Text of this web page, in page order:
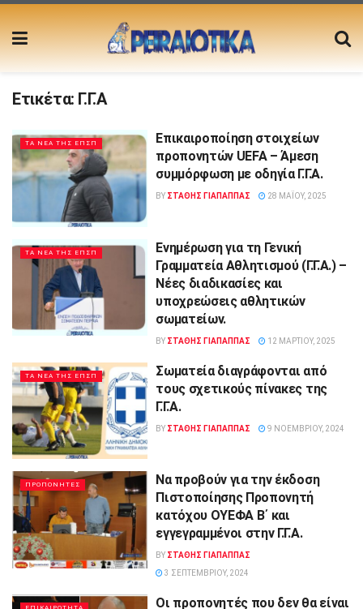
Ετικέτα: Γ.Γ.Α
ΤΑ ΝΕΑ ΤΗΣ ΕΠΣΠ
Επικαιροποίηση στοιχείων
προπονητών UEFA – Άμεση
συμμόρφωση με οδηγία Γ.Γ.Α.
BY ΣΤΑΘΗΣ ΓΊΑΠΑΠΠΑΣ 28 ΜΑΪ́ΟΥ, 2025
ΤΑ ΝΕΑ ΤΗΣ ΕΠΣΠ
Ενημέρωση για τη Γενική
Γραμματεία Αθλητισμού (Γ.Γ.Α.) –
Νέες διαδικασίες και
υποχρεώσεις αθλητικών
σωματείων.
BY ΣΤΑΘΗΣ ΓΊΑΠΑΠΠΑΣ 12 ΜΑΡΤΊΟΥ, 2025
ΤΑ ΝΕΑ ΤΗΣ ΕΠΣΠ
Σωματεία διαγράφονται από
τους σχετικούς πίνακες της
Γ.Γ.Α.
BY ΣΤΑΘΗΣ ΓΊΑΠΑΠΠΑΣ 9 ΝΟΕΜΒΡΊΟΥ, 2024
ΠΡΟΠΟΝΗΤΕΣ
Να προβούν για την έκδοση
Πιστοποίησης Προπονητή
κατόχου ΟΥΕΦΑ Β΄ και
εγγεγραμμένοι στην Γ.Γ.Α.
BY ΣΤΑΘΗΣ ΓΊΑΠΑΠΠΑΣ
3 ΣΕΠΤΕΜΒΡΊΟΥ, 2024
Οι προπονητές που δεν θα είναι